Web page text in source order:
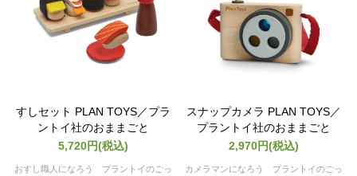
すしセット PLAN TOYS／プラ
ントイ社のおままごと
5,720円(税込)
おすし職人になろう プラントイのごっ
スナップカメラ PLAN TOYS／
プラントイ社のおままごと
2,970円(税込)
カメラマンになろう プラントイのごっ